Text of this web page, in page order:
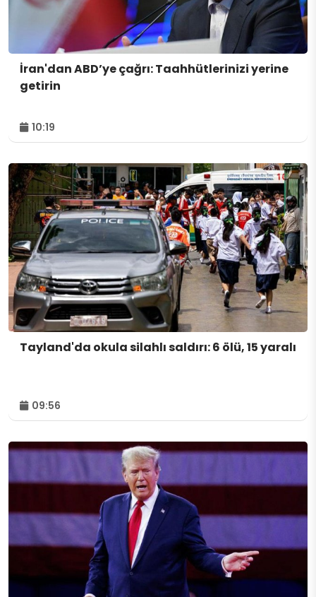
İran'dan ABD’ye çağrı: Taahhütlerinizi yerine
getirin
10:19
Tayland'da okula silahlı saldırı: 6 ölü, 15 yaralı
09:56